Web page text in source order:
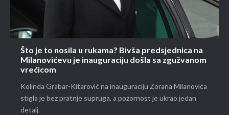
Što je to nosila u rukama? Bivša predsjednica na
Milanovićevu je inauguraciju došla sa zgužvanom
vrećicom
Kolinda Grabar-Kitarović na inauguraciju Zorana Milanovića
stigla je bez pratnje supruga, a pozornost je ukrao jedan
detalj.